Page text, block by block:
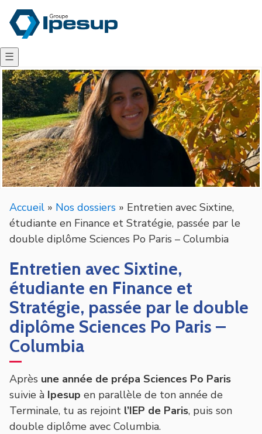
☰
Accueil » Nos dossiers » Entretien avec Sixtine,
étudiante en Finance et Stratégie, passée par le
double diplôme Sciences Po Paris – Columbia
Entretien avec Sixtine,
étudiante en Finance et
Stratégie, passée par le double
diplôme Sciences Po Paris –
Columbia
Après une année de prépa Sciences Po Paris
suivie à Ipesup en parallèle de ton année de
Terminale, tu as rejoint l’IEP de Paris, puis son
double diplôme avec Columbia.